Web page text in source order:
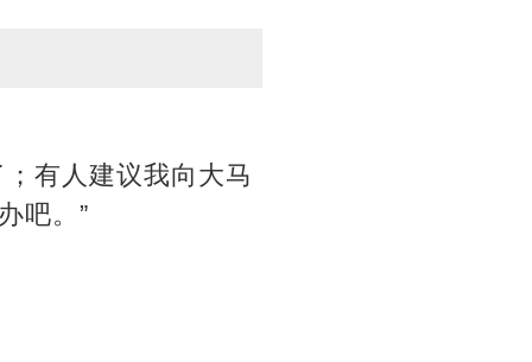
有人建议我向大马
吧。”